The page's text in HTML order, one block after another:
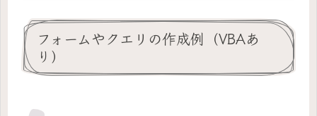
フォームやクエリの作成例（VBAあ
り）